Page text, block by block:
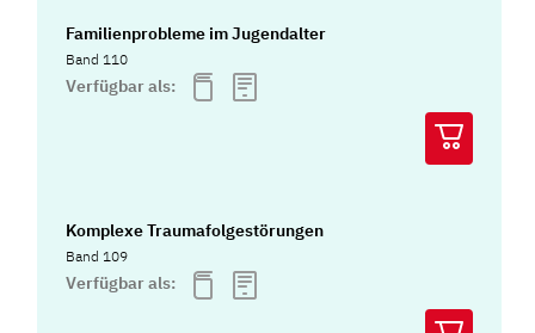
Familienprobleme im Jugendalter
Band 110
Verfügbar als:
Komplexe Traumafolgestörungen
Band 109
Verfügbar als: